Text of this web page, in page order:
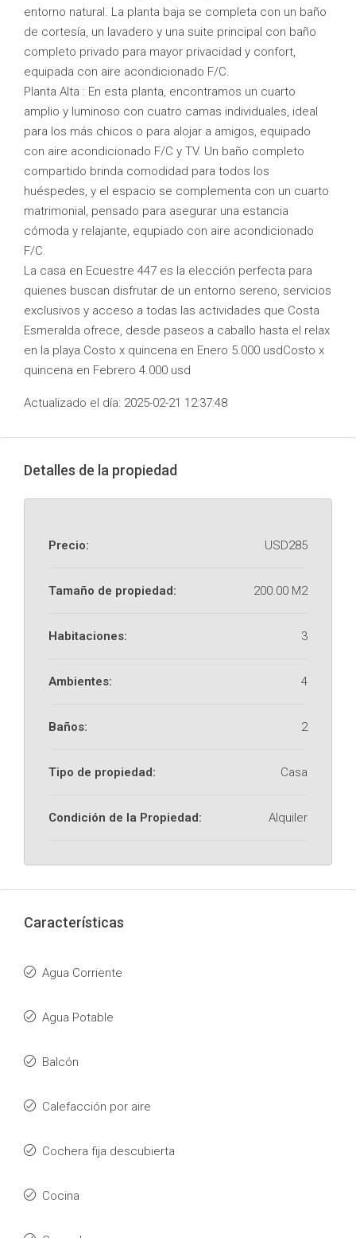
entorno natural. La planta baja se completa con un baño
de cortesía, un lavadero y una suite principal con baño
completo privado para mayor privacidad y confort,
equipada con aire acondicionado F/C.
Planta Alta : En esta planta, encontramos un cuarto
amplio y luminoso con cuatro camas individuales, ideal
para los más chicos o para alojar a amigos, equipado
con aire acondicionado F/C y TV. Un baño completo
compartido brinda comodidad para todos los
huéspedes, y el espacio se complementa con un cuarto
matrimonial, pensado para asegurar una estancia
cómoda y relajante, equpiado con aire acondicionado
F/C.
La casa en Ecuestre 447 es la elección perfecta para
quienes buscan disfrutar de un entorno sereno, servicios
exclusivos y acceso a todas las actividades que Costa
Esmeralda ofrece, desde paseos a caballo hasta el relax
en la playa.Costo x quincena en Enero 5.000 usdCosto x
quincena en Febrero 4.000 usd
Actualizado el día: 2025-02-21 12:37:48
Detalles de la propiedad
Precio: USD285
Tamaño de propiedad: 200.00 M2
Habitaciones: 3
Ambientes: 4
Baños: 2
Tipo de propiedad: Casa
Condición de la Propiedad: Alquiler
Características
Agua Corriente
Agua Potable
Balcón
Calefacción por aire
Cochera fija descubierta
Cocina